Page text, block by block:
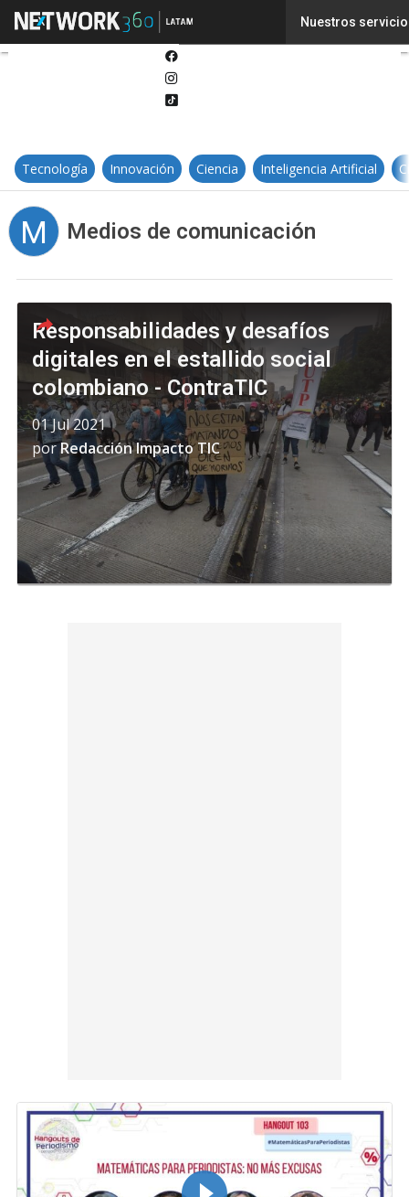
Nuestros
Tecnología Innovación Ciencia Inteligencia Artificial
M Medios de comunicación
Responsabilidades y desafíos
digitales en el estallido social
colombiano - ContraTIC
01 Jul 2021
porRedacción Impacto TIC